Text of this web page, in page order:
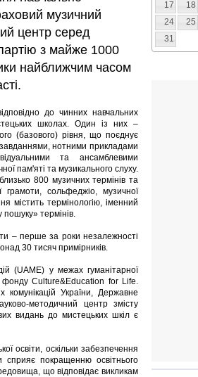
музичний
центр серед
з майже 1000
найближчим часом
до чинних навчальних
школах. Один із них –
(базового) рівня, що поєднує
нотними прикладами
та ансамблевими
пам'яті та музикального слуху.
800 музичних термінів та
сольфеджіо, музичної
містить термінологію, іменний
пошуку» термінів.
– перше за роки незалежності
30 тисяч примірників.
(UAME) у межах гуманітарної
фонду Culture&Education for Life.
комунікацій України, Державне
методичний центр змісту
видань до мистецьких шкіл є
освіти, оскільки забезпечення
сприяє покращенню освітнього
що відповідає викликам
17
18
24
25
31